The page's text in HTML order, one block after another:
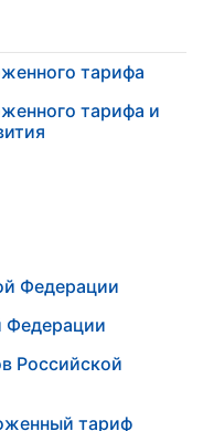
тарифа
тарифа и
Федерации
Федерации
Российской
тариф